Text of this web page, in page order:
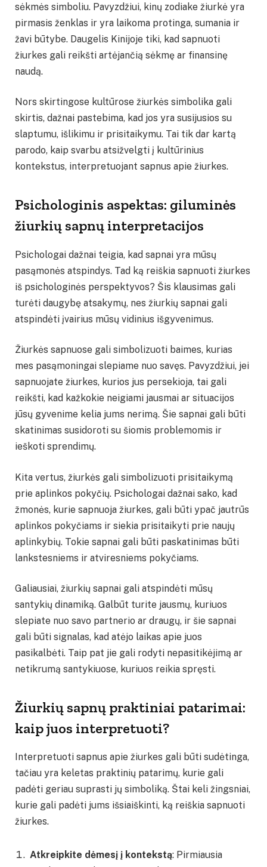
sėkmės simboliu. Pavyzdžiui, kinų zodiake žiurkė yra
pirmasis ženklas ir yra laikoma protinga, sumania ir
žavi būtybe. Daugelis Kinijoje tiki, kad sapnuoti
žiurkes gali reikšti artėjančią sėkmę ar finansinę
naudą.
Nors skirtingose kultūrose žiurkės simbolika gali
skirtis, dažnai pastebima, kad jos yra susijusios su
slaptumu, išlikimu ir prisitaikymu. Tai tik dar kartą
parodo, kaip svarbu atsižvelgti į kultūrinius
kontekstus, interpretuojant sapnus apie žiurkes.
Psichologinis aspektas: giluminės
žiurkių sapnų interpretacijos
Psichologai dažnai teigia, kad sapnai yra mūsų
pasąmonės atspindys. Tad ką reiškia sapnuoti žiurkes
iš psichologinės perspektyvos? Šis klausimas gali
turėti daugybę atsakymų, nes žiurkių sapnai gali
atspindėti įvairius mūsų vidinius išgyvenimus.
Žiurkės sapnuose gali simbolizuoti baimes, kurias
mes pasąmoningai slepiame nuo savęs. Pavyzdžiui, jei
sapnuojate žiurkes, kurios jus persekioja, tai gali
reikšti, kad kažkokie neigiami jausmai ar situacijos
jūsų gyvenime kelia jums nerimą. Šie sapnai gali būti
skatinimas susidoroti su šiomis problemomis ir
ieškoti sprendimų.
Kita vertus, žiurkės gali simbolizuoti prisitaikymą
prie aplinkos pokyčių. Psichologai dažnai sako, kad
žmonės, kurie sapnuoja žiurkes, gali būti ypač jautrūs
aplinkos pokyčiams ir siekia prisitaikyti prie naujų
aplinkybių. Tokie sapnai gali būti paskatinimas būti
lankstesniems ir atviresniems pokyčiams.
Galiausiai, žiurkių sapnai gali atspindėti mūsų
santykių dinamiką. Galbūt turite jausmų, kuriuos
slepiate nuo savo partnerio ar draugų, ir šie sapnai
gali būti signalas, kad atėjo laikas apie juos
pasikalbėti. Taip pat jie gali rodyti nepasitikėjimą ar
netikrumą santykiuose, kuriuos reikia spręsti.
Žiurkių sapnų praktiniai patarimai:
kaip juos interpretuoti?
Interpretuoti sapnus apie žiurkes gali būti sudėtinga,
tačiau yra keletas praktinių patarimų, kurie gali
padėti geriau suprasti jų simboliką. Štai keli žingsniai,
kurie gali padėti jums išsiaiškinti, ką reiškia sapnuoti
žiurkes.
Atkreipkite dėmesį į kontekstą: Pirmiausia